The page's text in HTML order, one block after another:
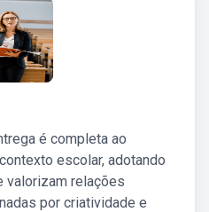
é completa ao
escolar, adotando
valorizam relações
por criatividade e